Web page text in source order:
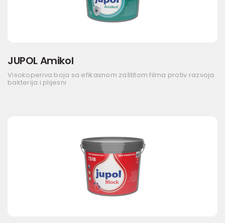
JUPOL Amikol
Visokoperiva boja sa efikasnom zaštitom filma protiv razvoja
bakterija i plijesni